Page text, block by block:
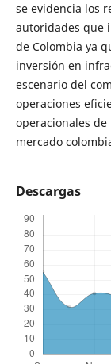
se evidencia los
autoridades que
de Colombia ya
inversión en
escenario del
operaciones
operacionales de
mercado
Descargas